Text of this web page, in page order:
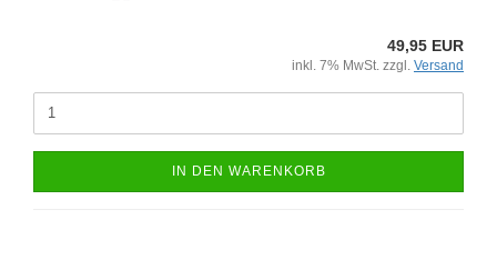
49,95 EUR
inkl. 7% MwSt. zzgl. Versand
IN DEN WARENKORB